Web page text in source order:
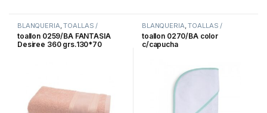
BLANQUERIA ,TOALLAS /
TOALLONES
toallon 0259/BA FANTASIA
Desiree 360 grs.130*70
BLANQUERIA ,TOALLAS /
TOALLONES
toallon 0270/BA color
c/capucha